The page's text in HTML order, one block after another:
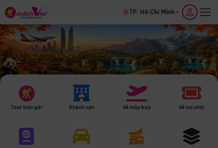
TP. Hồ Chí Minh
Tour trọn gói Khách sạn Vé máy bay Vé vui chơi